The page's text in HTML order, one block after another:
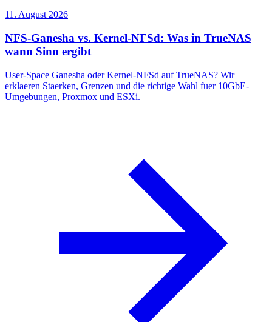
11. August 2026
NFS-Ganesha vs. Kernel-NFSd: Was in TrueNAS
wann Sinn ergibt
User-Space Ganesha oder Kernel-NFSd auf TrueNAS? Wir
erklaeren Staerken, Grenzen und die richtige Wahl fuer 10GbE-
Umgebungen, Proxmox und ESXi.